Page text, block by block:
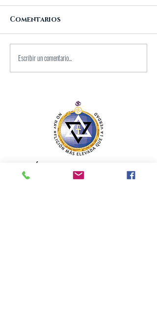
Comentarios
Escribir un comentario...
SECCIÓN MEXICANA DE LA SOCIEDAD
TEOSÓFICA